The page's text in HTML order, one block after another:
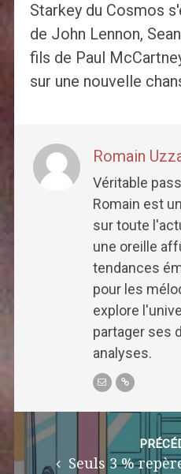
Starkey du Cosmos
de John Lennon,
fils de Paul
sur une nouvelle
Romain
Véritable
Romain est
sur toute
une oreille
tendances
pour les
explore
partager ses
analyses.
Post
navigation
Seuls 3 %